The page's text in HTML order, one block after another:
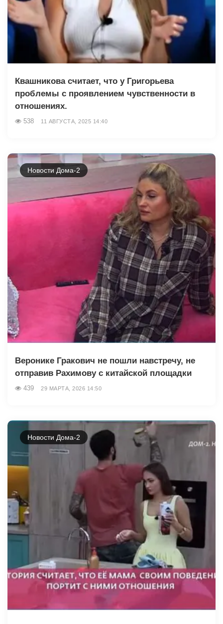
Квашникова считает, что у Григорьева
проблемы с проявлением чувственности в
отношениях.
538 11 АВГУСТА, 2025 14:40
Новости Дома-2
Веронике Гракович не пошли навстречу, не
отправив Рахимову с китайской площадки
439 29 МАРТА, 2026 14:50
Новости Дома-2